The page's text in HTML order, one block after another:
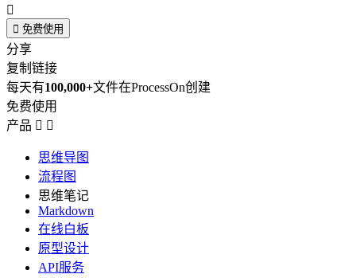

 免费使用
分享
复制链接
每天有100,000+文件在ProcessOn创建
免费使用
产品  
思维导图
流程图
思维笔记
Markdown
在线白板
原型设计
API服务